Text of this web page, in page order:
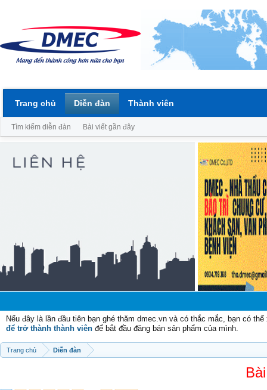
Nếu đây là lần đầu tiên bạn ghé thăm dmec.vn và có thắc mắc, bạn có
để trở thành thành viên để bắt đầu đăng bán sản phẩm của mình.
Trang chủ Diễn đàn
Trang chủ Diễn đàn
Tìm kiếm diễn đàn Bài viết gần đây
Thành viên